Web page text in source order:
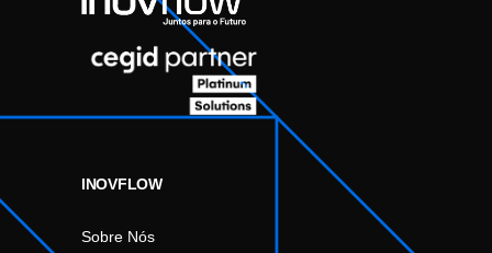
INOVFLOW
Sobre Nós